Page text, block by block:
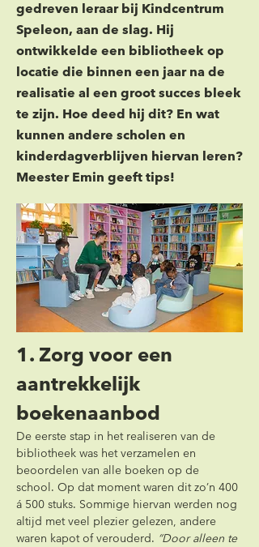
gedreven leraar bij Kindcentrum
Speleon, aan de slag. Hij
ontwikkelde een bibliotheek op
locatie die binnen een jaar na de
realisatie al een groot succes bleek
te zijn. Hoe deed hij dit? En wat
kunnen andere scholen en
kinderdagverblijven hiervan leren?
Meester Emin geeft tips!
1. Zorg voor een
aantrekkelijk
boekenaanbod
De eerste stap in het realiseren van de
bibliotheek was het verzamelen en
beoordelen van alle boeken op de
school. Op dat moment waren dit zo’n 400
á 500 stuks. Sommige hiervan werden nog
altijd met veel plezier gelezen, andere
waren kapot of verouderd. “Door alleen te